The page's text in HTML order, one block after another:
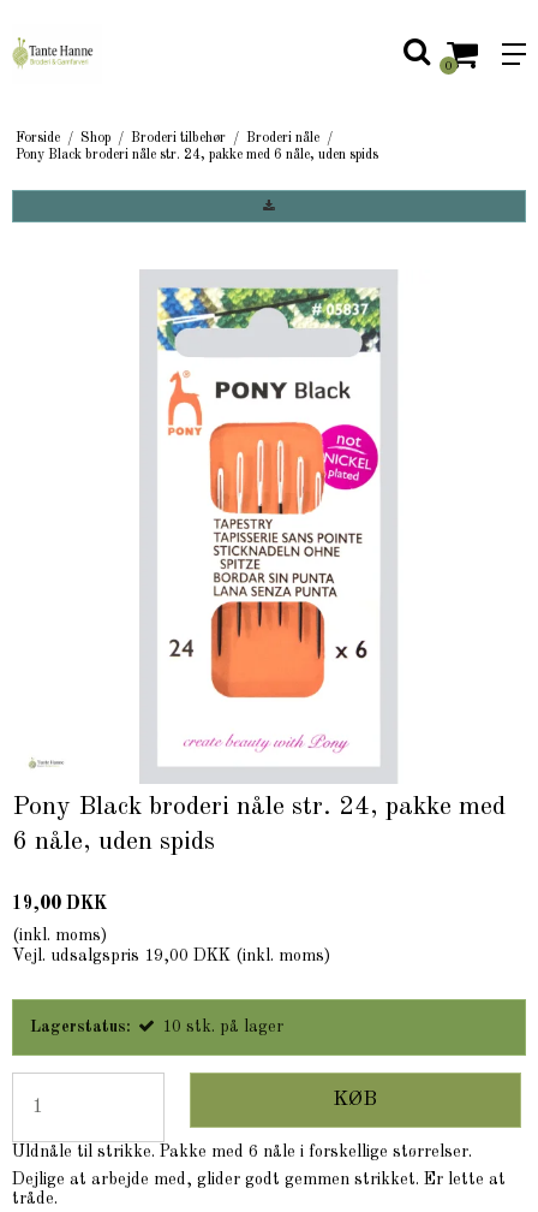
0
Forside / Shop / Broderi tilbehør / Broderi nåle
/
Pony Black broderi nåle str. 24, pakke med 6 nåle, uden spids
Pony Black broderi nåle str. 24, pakke med
6 nåle, uden spids
19,00 DKK
(inkl. moms)
Vejl. udsalgspris 19,00 DKK (inkl. moms)
Lagerstatus: 10 stk. på lager
KØB
Uldnåle til strikke. Pakke med 6 nåle i forskellige størrelser.
Dejlige at arbejde med, glider godt gemmen strikket. Er lette at
tråde.